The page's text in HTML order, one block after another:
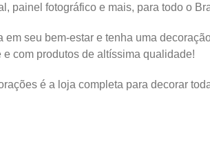
painel fotográfico e mais, para todo o
em seu bem-estar e tenha uma
com produtos de altíssima qualidade!
é a loja completa para decorar